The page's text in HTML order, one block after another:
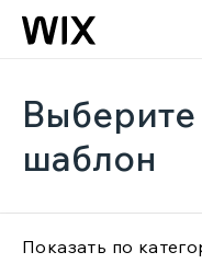
шаблон
Показать по